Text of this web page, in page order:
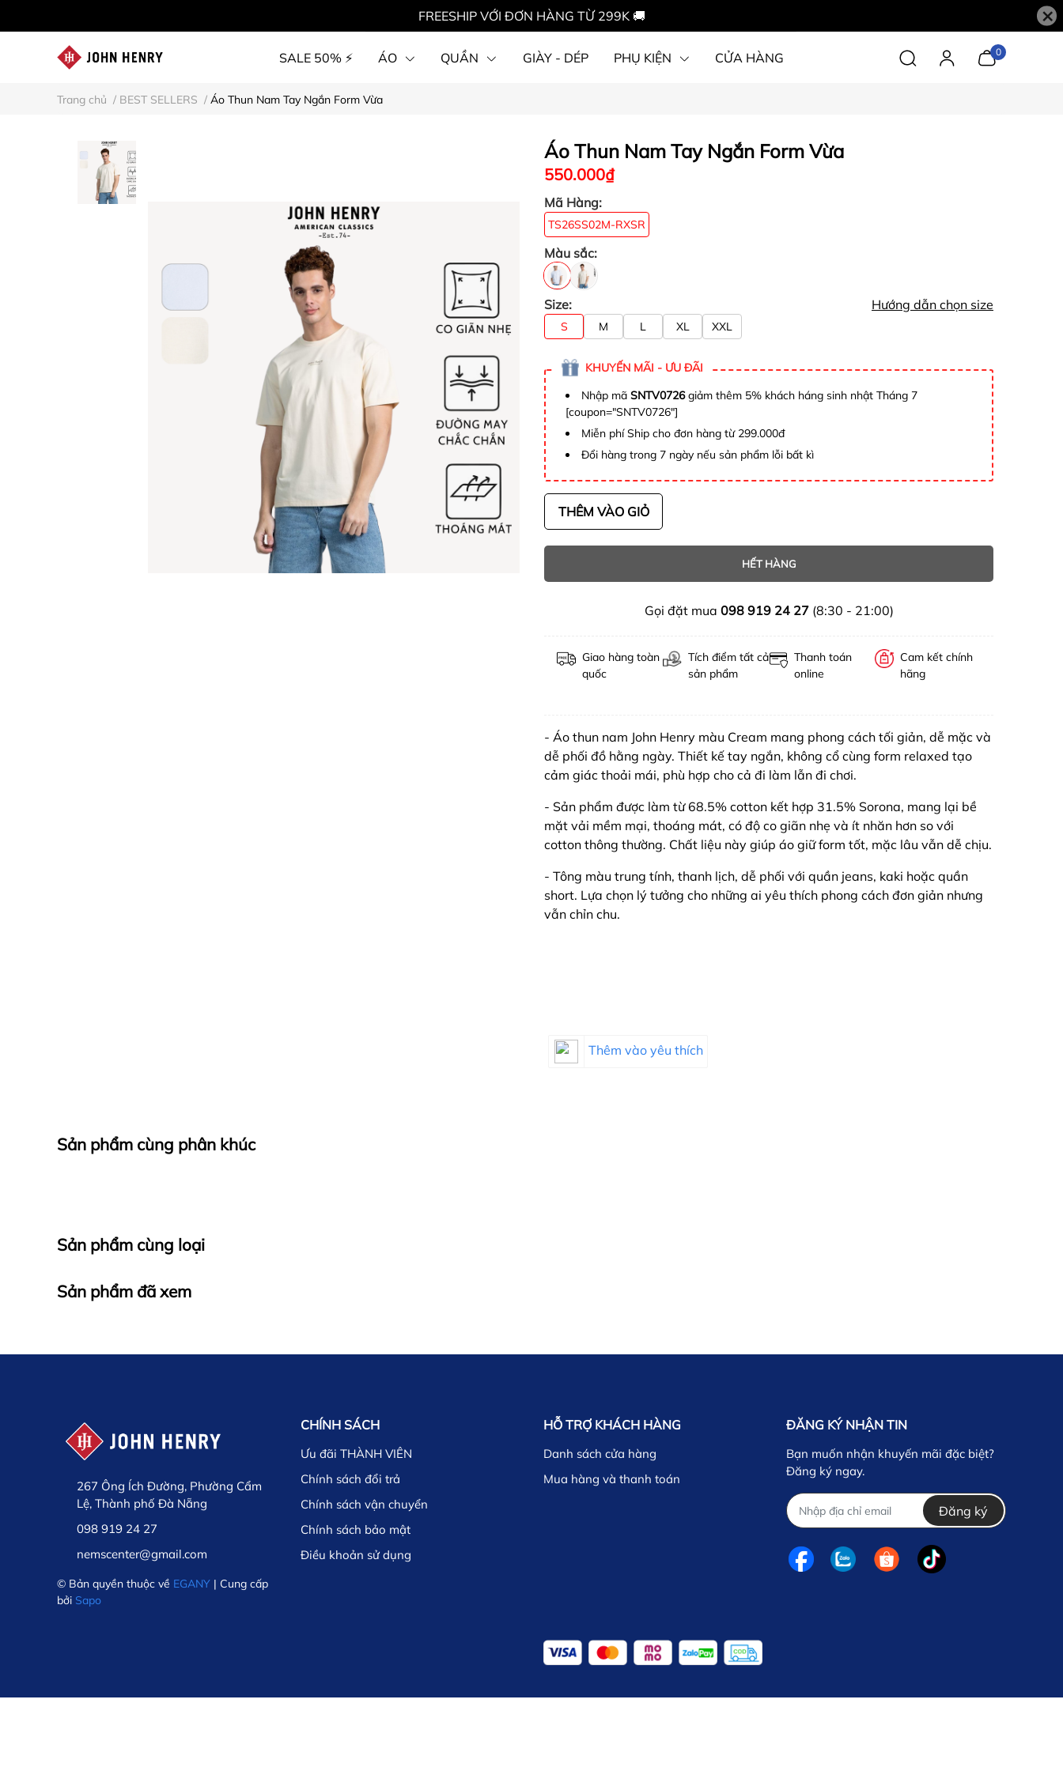
FREESHIP VỚI ĐƠN HÀNG TỪ 299K 🚚 ×
SALE 50% ⚡ ÁO QUẦN GIÀY - DÉP PHỤ KIỆN CỬA HÀNG 0
Trang chủ / BEST SELLERS / Áo Thun Nam Tay Ngắn Form Vừa
Áo Thun Nam Tay Ngắn Form Vừa
550.000₫
Mã Hàng:
TS26SS02M-RXSR
Màu sắc:
Size: Hướng dẫn chọn size
S M L XL XXL
KHUYẾN MÃI - ƯU ĐÃI
Nhập mã SNTV0726giảm thêm 5% khách háng sinh nhật Tháng 7
[coupon="SNTV0726"]
Miễn phí Ship cho đơn hàng từ 299.000đ
Đổi hàng trong 7 ngày nếu sản phẩm lỗi bất kì
THÊM VÀO GIỎ
HẾT HÀNG
Gọi đặt mua 098 919 24 27(8:30 - 21:00)
Giao hàng toàn
quốc
Tích điểm tất cả
sản phẩm
Thanh toán
online
Cam kết chính
hãng
- Áo thun nam John Henry màu Cream mang phong cách tối giản, dễ mặc và
dễ phối đồ hằng ngày. Thiết kế tay ngắn, không cổ cùng form relaxed tạo
cảm giác thoải mái, phù hợp cho cả đi làm lẫn đi chơi.
- Sản phẩm được làm từ 68.5% cotton kết hợp 31.5% Sorona, mang lại bề
mặt vải mềm mại, thoáng mát, có độ co giãn nhẹ và ít nhăn hơn so với
cotton thông thường. Chất liệu này giúp áo giữ form tốt, mặc lâu vẫn dễ chịu.
- Tông màu trung tính, thanh lịch, dễ phối với quần jeans, kaki hoặc quần
short. Lựa chọn lý tưởng cho những ai yêu thích phong cách đơn giản nhưng
vẫn chỉn chu.
Thêm vào yêu thích
Sản phẩm cùng phân khúc
Sản phẩm cùng loại
Sản phẩm đã xem
267 Ông Ích Đường, Phường Cẩm
Lệ, Thành phố Đà Nẵng
098 919 24 27
nemscenter@gmail.com
© Bản quyền thuộc về EGANY | Cung cấp
bởi Sapo
CHÍNH SÁCH
Ưu đãi THÀNH VIÊN
Chính sách đổi trả
Chính sách vận chuyển
Chính sách bảo mật
Điều khoản sử dụng
HỖ TRỢ KHÁCH HÀNG
Danh sách cửa hàng
Mua hàng và thanh toán
ĐĂNG KÝ NHẬN TIN
Bạn muốn nhận khuyến mãi đặc biệt?
Đăng ký ngay.
Đăng ký